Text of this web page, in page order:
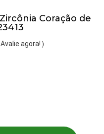
Coração de
Avalie agora! )